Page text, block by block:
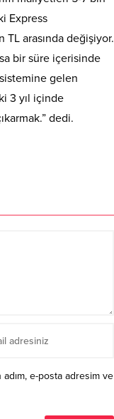
Express
TL arasında değişiyor.
bir süre içerisinde
gelen
3 yıl içinde
dedi.
adım, e-posta adresim ve